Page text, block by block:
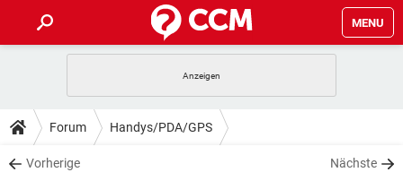
MENU
ANDROID IOS
WINDOWS 10
TIPPS & TRICKS
SPIELE STREAMING
DOWNLOADS
Forum Handys/PDA/GPS
Vorherige Nächste